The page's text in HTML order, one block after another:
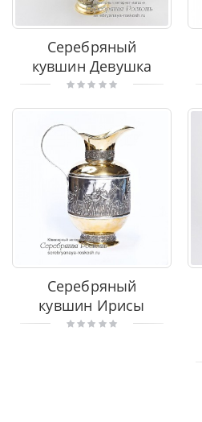
Серебряный
кувшин Девушка
Серебряный
кувшин Ирисы